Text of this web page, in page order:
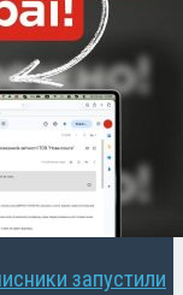
запустили